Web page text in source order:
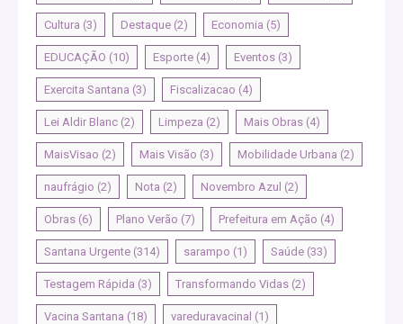
Cultura (3) Destaque (2) Economia (5)
EDUCAÇÃO (10) Esporte (4) Eventos (3)
Exercita Santana (3) Fiscalizacao (4)
Lei Aldir Blanc (2) Limpeza (2) Mais Obras (4)
MaisVisao (2) Mais Visão (3) Mobilidade Urbana (2)
naufrágio (2) Nota (2) Novembro Azul (2)
Obras (6) Plano Verão (7) Prefeitura em Ação (4)
Santana Urgente (314) sarampo (1) Saúde (33)
Testagem Rápida (3) Transformando Vidas (2)
Vacina Santana (18) vareduravacinal (1)